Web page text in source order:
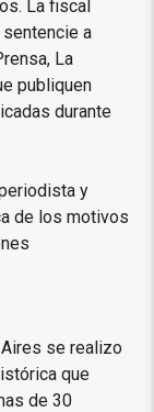
La fiscal
a
La
publiquen
durante
y
de los motivos
se realizo
que
de 30